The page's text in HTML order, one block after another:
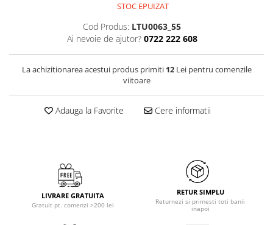
STOC EPUIZAT
Cod Produs: LTU0063_55
Ai nevoie de ajutor? 0722 222 608
La achizitionarea acestui produs primiti 12Lei pentru comenzile
viitoare
Adauga la Favorite Cere informatii
LIVRARE GRATUITA
Gratuit pt. comenzi >200 lei
RETUR SIMPLU
Returnezi si primesti toti banii
inapoi